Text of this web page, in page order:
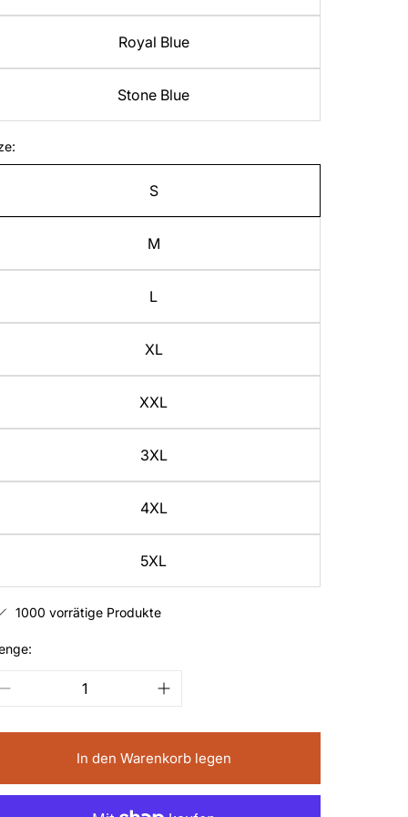
Royal Blue
Stone Blue
S
M
L
XL
XXL
3XL
4XL
5XL
1000 vorrätige Produkte
In den Warenkorb legen